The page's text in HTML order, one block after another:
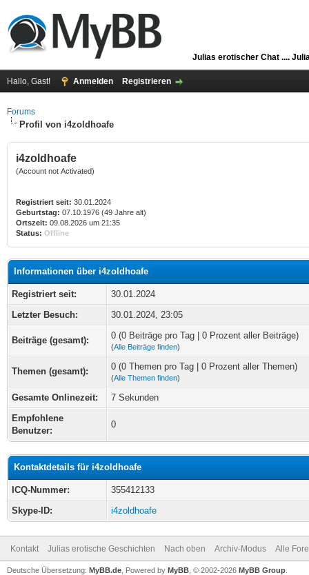
Julias erotischer Chat ....
Hallo, Gast! Anmelden Registrieren
Forums
Profil von i4zoldhoafe
i4zoldhoafe
(Account not Activated)
Registriert seit: 30.01.2024
Geburtstag: 07.10.1976 (49 Jahre alt)
Ortszeit: 09.08.2026 um 21:35
Status: Offline
Informationen über i4zoldhoafe
Registriert seit:
30.01.2024
Letzter Besuch:
30.01.2024, 23:05
Beiträge (gesamt): 0 (0 Beiträge pro Tag | 0 Prozent aller Beiträge)
(Alle Beiträge finden)
Themen (gesamt): 0 (0 Themen pro Tag | 0 Prozent aller Themen)
(Alle Themen finden)
Gesamte Onlinezeit:
7 Sekunden
Empfohlene
Benutzer:
0
Kontaktdetails für i4zoldhoafe
ICQ-Nummer:
355412133
Skype-ID:
i4zoldhoafe
Kontakt Julias erotische Geschichten Nach oben Archiv-Modus Alle
Deutsche Übersetzung: MyBB.de , Powered by MyBB , © 2002-2026 MyBB Group